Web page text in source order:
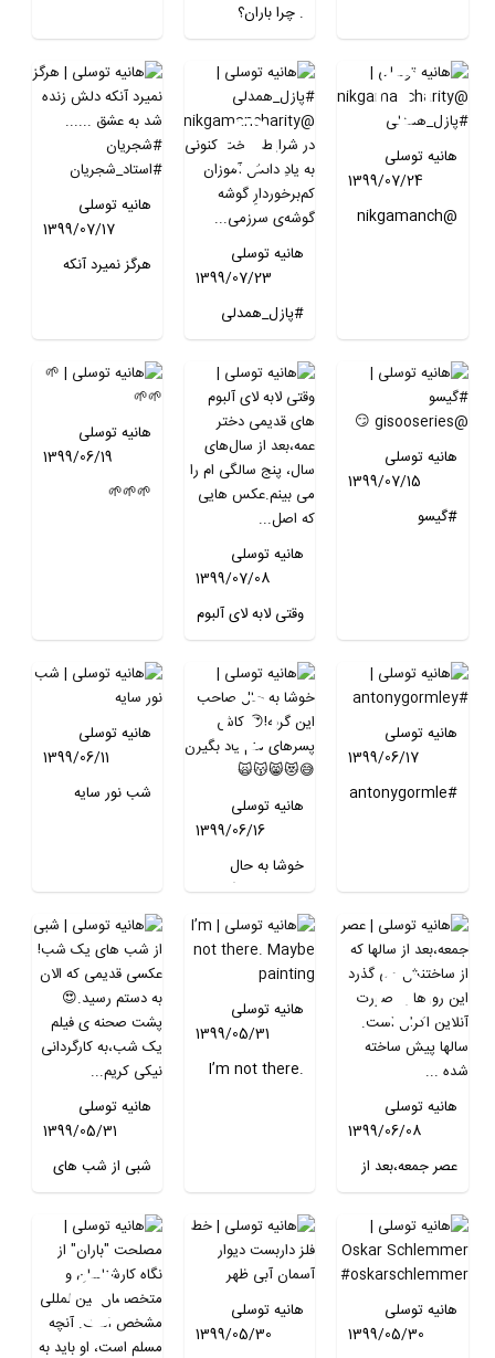
. چرا باران؟
وضعیت تلخ باران
در باغ وحش ارم
توجه بسیاری از
دغدغه مندان
محیط زیست را
جلب کرده است.در
این میان سوالی
دائما تکرار می‌شود:
چرا باران؟ . مگر
باران تنها
حیوانی‌ست که در
ایران به او ظلم
می‌ش...
هانیه توسلی
1399/07/24
@nikgamanch
هانیه توسلی
1399/07/23
#پازل_همدلی
@nikgamanch
arity در شرایط
سخت کنونی به یادِ
دانش آموزان
کم‌برخوردارِ گوشه
گوشه‌ی سرزمینمان
خواهیم بود.
هانیه توسلی
1399/07/17
هرگز نمیرد آنکه
#شجریان
#استاد_شجریان
هانیه توسلی
1399/07/15
#گیسو
هانیه توسلی
1399/07/08
وقتی لابه لای آلبوم
های قدیمی دختر
عمه،بعد از
سال‌های سال، پنج
سالگی ام را می
بینم.عکس هایی
که اصلن یادم نبود
هانیه توسلی
1399/06/19
🌱🌱🌱
هانیه توسلی
1399/06/17
#antonygormle
هانیه توسلی
1399/06/16
خوشا به حال
صاحب این گربه!
😍 کاش پسرهای
منم یاد بگیرن😅
😻😸😽🙀
هانیه توسلی
1399/06/11
شب نور سایه
هانیه توسلی
1399/06/08
عصر جمعه،بعد از
سالها که از
ساختنش می گذرد
این روزها به
صورت آنلاین
پیش ساخته شده
اما موضوعش
هانیه توسلی
1399/05/31
I’m not there.
هانیه توسلی
1399/05/31
شبی از شب های
یک شب! عکسی
قدیمی که الان به
دستم رسید.😍
پشت صحنه ی
فیلم یک شب،به
کارگردانی نیکی
کریمی. عکس از
هانیه توسلی
1399/05/30
هانیه توسلی
1399/05/30